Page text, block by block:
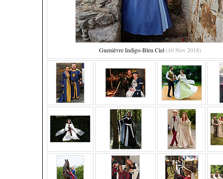
Guenièvre Indigo-Bleu Ciel(10 Nov 2018)